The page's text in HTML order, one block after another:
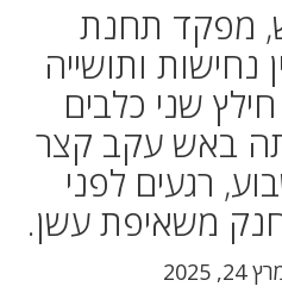
מפקד תחנת
נחישות ותושייה
שני כלבים
באש עקב קצר
רגעים לפני
משאיפת עשן.
2025